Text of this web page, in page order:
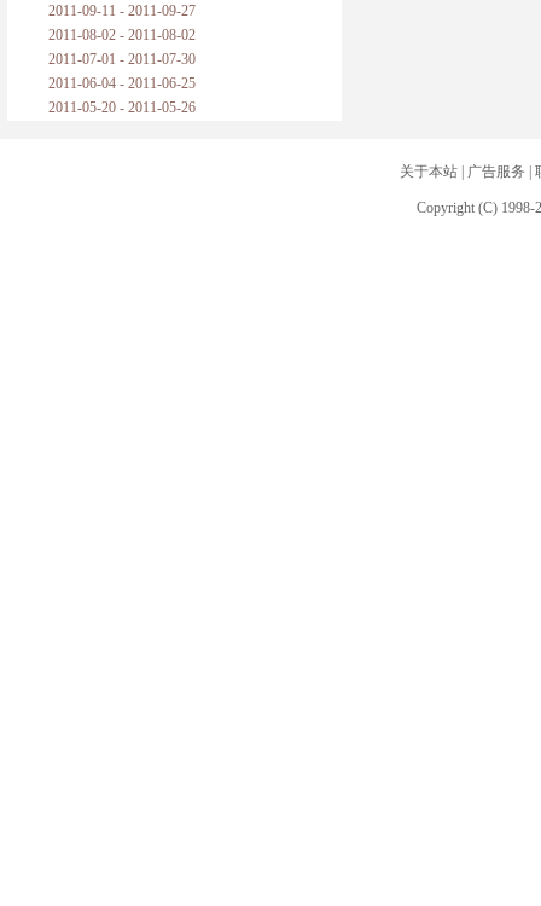
2011-09-11 - 2011-09-27
2011-08-02 - 2011-08-02
2011-07-01 - 2011-07-30
2011-06-04 - 2011-06-25
2011-05-20 - 2011-05-26
关于本站| 广告服务
Copyright (C) 1998-